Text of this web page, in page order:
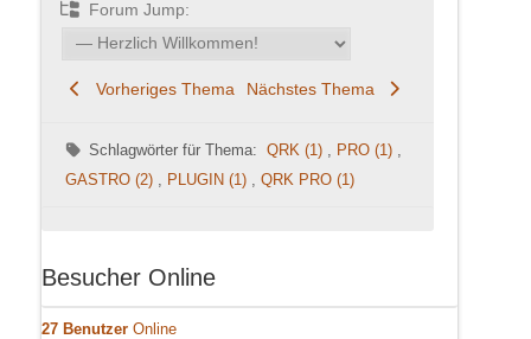
Forum Jump:
Vorheriges Thema Nächstes Thema
Schlagwörter für Thema:QRK (1) PRO (1)
GASTRO (2)
PLUGIN (1) QRK PRO (1)
Besucher Online
27 Benutzer Online